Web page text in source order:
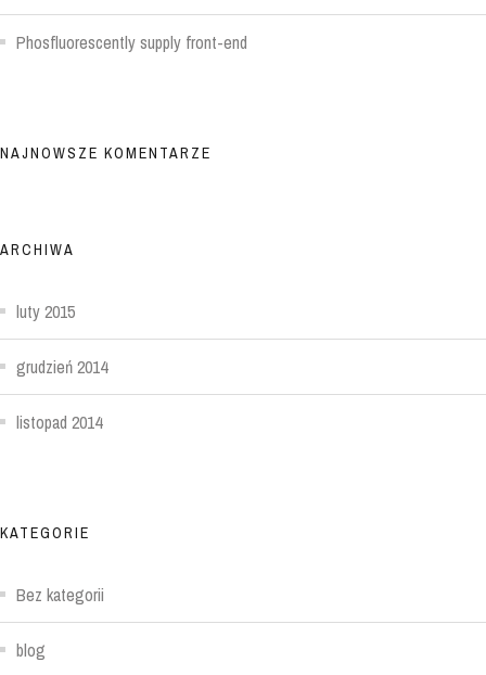
Phosfluorescently supply front-end
NAJNOWSZE KOMENTARZE
ARCHIWA
luty 2015
grudzień 2014
listopad 2014
KATEGORIE
Bez kategorii
blog